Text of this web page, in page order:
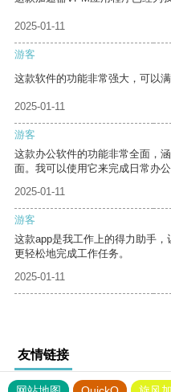
2025-01-11
游客
这款软件的功能非常强大，可以
2025-01-11
游客
这款办公软件的功能非常全面，
面。我可以使用它来完成日常办
2025-01-11
游客
这款app是我工作上的得力助手
更轻松地完成工作任务。
2025-01-11
友情链接